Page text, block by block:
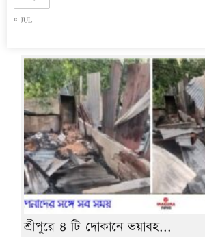
« JUL
শ্রীপুরে ৪ টি দোকানে ভয়াবহ...